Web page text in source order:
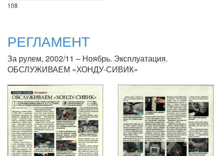
108
РЕГЛАМЕНТ
За рулем, 2002/11 – Ноябрь. Эксплуатация.
ОБСЛУЖИВАЕМ «ХОНДУ-СИВИК»